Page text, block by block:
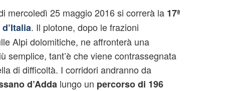
mercoledì 25 maggio 2016 si correrà la 17ª
. Il plotone, dopo le frazioni
Alpi dolomitiche, ne affronterà una
semplice, tant’è che viene contrassegnata
di difficoltà. I corridori andranno da
d’Adda lungo un percorso di 196